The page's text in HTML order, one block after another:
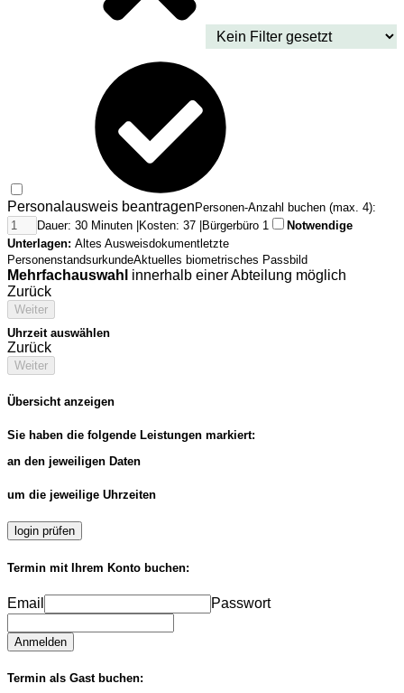
Personalausweis beantragenPersonen-Anzahl buchen (max. 4):
Dauer: 30 Minuten |Kosten: 37 |Bürgerbüro 1
Notwendige
Unterlagen: Altes Ausweisdokumentletzte
PersonenstandsurkundeAktuelles biometrisches Passbild
Mehrfachauswahl innerhalb einer Abteilung möglich
Zurück
Weiter
Uhrzeit auswählen
Zurück
Weiter
Übersicht anzeigen
Sie haben die folgende Leistungen markiert:
an den jeweiligen Daten
um die jeweilige Uhrzeiten
login prüfen
Termin mit Ihrem Konto buchen:
Email Passwort
Anmelden
Termin als Gast buchen: